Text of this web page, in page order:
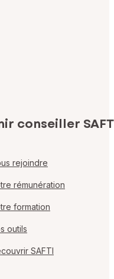
conseiller
rejoindre
rémunération
formation
outils
SAFTI